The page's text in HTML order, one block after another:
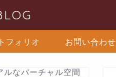
フォリオ お問い合わせ
なバーチャル空間